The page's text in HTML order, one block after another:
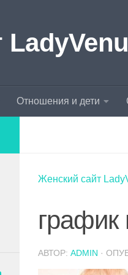
Отношения и дети
Женский сайт
график
АВТОР: ADMIN ·